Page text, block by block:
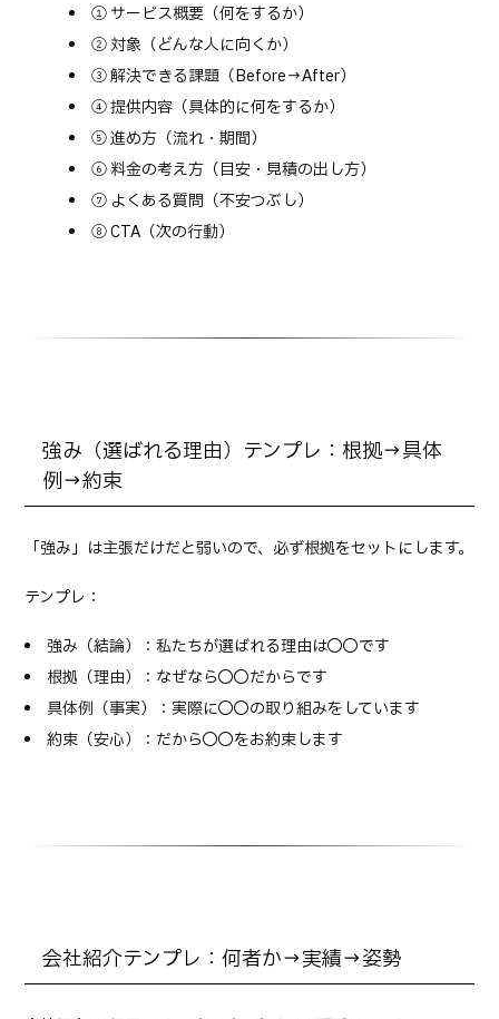
① サービス概要（何をするか）
② 対象（どんな人に向くか）
③ 解決できる課題（Before→After）
④ 提供内容（具体的に何をするか）
⑤ 進め方（流れ・期間）
⑥ 料金の考え方（目安・見積の出し方）
⑦ よくある質問（不安つぶし）
⑧ CTA（次の行動）
強み（選ばれる理由）テンプレ：根拠→具体
例→約束
「強み」は主張だけだと弱いので、必ず根拠をセットにします。
テンプレ：
強み（結論）：私たちが選ばれる理由は◯◯です
根拠（理由）：なぜなら◯◯だからです
具体例（事実）：実際に◯◯の取り組みをしています
約束（安心）：だから◯◯をお約束します
会社紹介テンプレ：何者か→実績→姿勢